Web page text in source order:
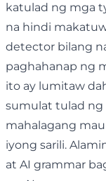
katulad ng mga
na hindi
detector bilang
paghahanap ng
ito ay lumitaw
sumulat tulad ng
mahalagang
iyong sarili.
at AI grammar